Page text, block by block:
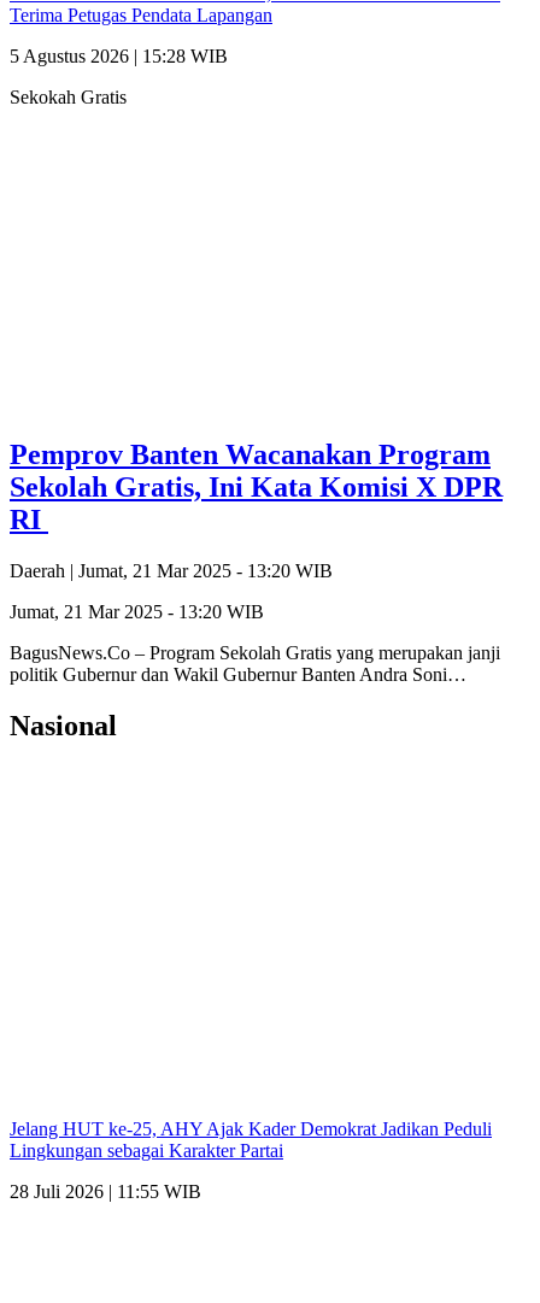
Terima Petugas Pendata Lapangan
5 Agustus 2026 | 15:28 WIB
Sekokah Gratis
Pemprov Banten Wacanakan Program
Sekolah Gratis, Ini Kata Komisi X DPR
RI
Daerah | Jumat, 21 Mar 2025 - 13:20 WIB
Jumat, 21 Mar 2025 - 13:20 WIB
BagusNews.Co – Program Sekolah Gratis yang merupakan janji
politik Gubernur dan Wakil Gubernur Banten Andra Soni…
Nasional
Jelang HUT ke-25, AHY Ajak Kader Demokrat Jadikan Peduli
Lingkungan sebagai Karakter Partai
28 Juli 2026 | 11:55 WIB